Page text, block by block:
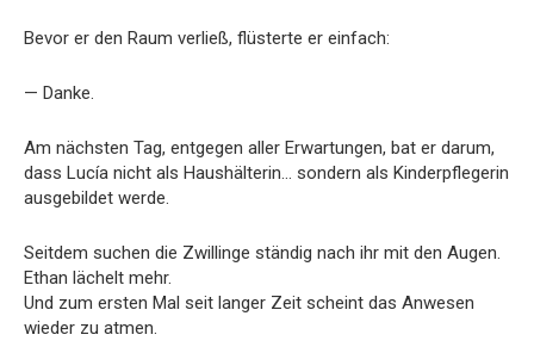
Bevor er den Raum verließ, flüsterte er einfach:
— Danke.
Am nächsten Tag, entgegen aller Erwartungen, bat er darum,
dass Lucía nicht als Haushälterin… sondern als Kinderpflegerin
ausgebildet werde.
Seitdem suchen die Zwillinge ständig nach ihr mit den Augen.
Ethan lächelt mehr.
Und zum ersten Mal seit langer Zeit scheint das Anwesen
wieder zu atmen.